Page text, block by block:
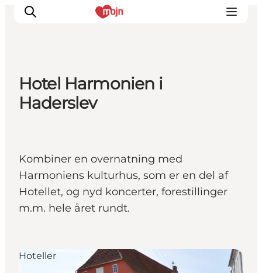
Oplevelser
Planlæg din ferie
Booking
Hotel Harmonien i
Haderslev
Kombiner en overnatning med
Harmoniens kulturhus, som er en del af
Hotellet, og nyd koncerter, forestillinger
m.m. hele året rundt.
Hoteller